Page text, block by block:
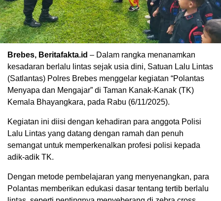
Brebes, Beritafakta.id – Dalam rangka menanamkan
kesadaran berlalu lintas sejak usia dini, Satuan Lalu Lintas
(Satlantas) Polres Brebes menggelar kegiatan “Polantas
Menyapa dan Mengajar” di Taman Kanak-Kanak (TK)
Kemala Bhayangkara, pada Rabu (6/11/2025).
Kegiatan ini diisi dengan kehadiran para anggota Polisi
Lalu Lintas yang datang dengan ramah dan penuh
semangat untuk memperkenalkan profesi polisi kepada
adik-adik TK.
Dengan metode pembelajaran yang menyenangkan, para
Polantas memberikan edukasi dasar tentang tertib berlalu